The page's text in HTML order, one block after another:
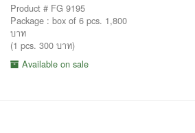
Product # FG 9195
Package : box of 6 pcs. 1,800
บาท
(1 pcs. 300 บาท)
Available on sale